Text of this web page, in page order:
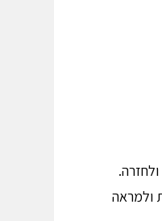
ולמראה